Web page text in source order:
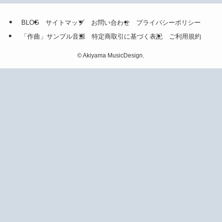
BLOG サイトマップ お問い合わせ
プライバシーポリシー
「作曲」サンプル音源
特定商取引に基づく表記 ご利用規約
©Akiyama MusicDesign.